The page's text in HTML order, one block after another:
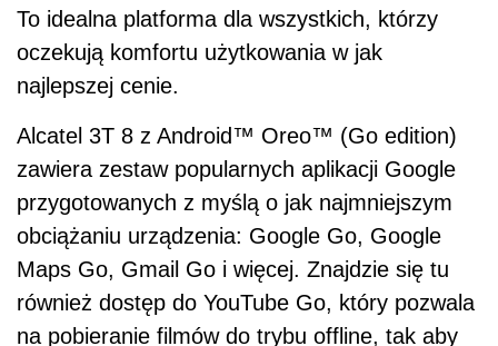
To idealna platforma dla wszystkich, którzy
oczekują komfortu użytkowania w jak
najlepszej cenie.
Alcatel 3T 8 z Android™ Oreo™ (Go edition)
zawiera zestaw popularnych aplikacji Google
przygotowanych z myślą o jak najmniejszym
obciążaniu urządzenia: Google Go, Google
Maps Go, Gmail Go i więcej. Znajdzie się tu
również dostęp do YouTube Go, który pozwala
na pobieranie filmów do trybu offline, tak aby